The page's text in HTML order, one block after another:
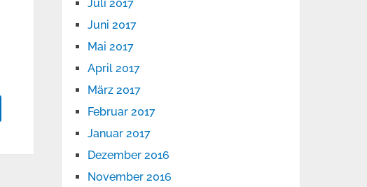
Juli 2017
Juni 2017
Mai 2017
April 2017
März 2017
Februar 2017
Januar 2017
Dezember 2016
November 2016